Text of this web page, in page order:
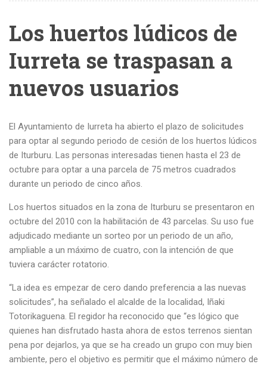
Los huertos lúdicos de
Iurreta se traspasan a
nuevos usuarios
El Ayuntamiento de Iurreta ha abierto el plazo de solicitudes
para optar al segundo periodo de cesión de los huertos lúdicos
de Iturburu. Las personas interesadas tienen hasta el 23 de
octubre para optar a una parcela de 75 metros cuadrados
durante un periodo de cinco años.
Los huertos situados en la zona de Iturburu se presentaron en
octubre del 2010 con la habilitación de 43 parcelas. Su uso fue
adjudicado mediante un sorteo por un periodo de un año,
ampliable a un máximo de cuatro, con la intención de que
tuviera carácter rotatorio.
“La idea es empezar de cero dando preferencia a las nuevas
solicitudes”, ha señalado el alcalde de la localidad, Iñaki
Totorikaguena. El regidor ha reconocido que “es lógico que
quienes han disfrutado hasta ahora de estos terrenos sientan
pena por dejarlos, ya que se ha creado un grupo con muy bien
ambiente, pero el objetivo es permitir que el máximo número de